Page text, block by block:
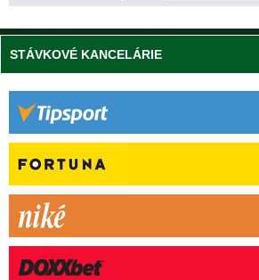
STÁVKOVÉ KANCELÁRIE